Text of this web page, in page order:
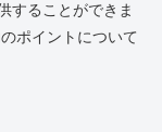
することができま
ポイントについて